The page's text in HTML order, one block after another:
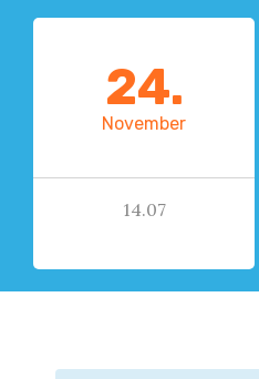
24.
November
14.07